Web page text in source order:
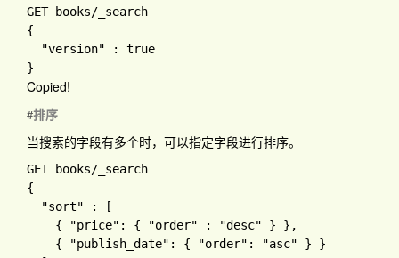
GET books
{
"version"
:
Copied!
#排序
当搜索的字段有多个时，可以指定字段进行排序。
GET books
{
"sort"
:
[
{
"price" : { "order" : "desc" } } ,
{
"publish_date" : { "order" : "asc" } }